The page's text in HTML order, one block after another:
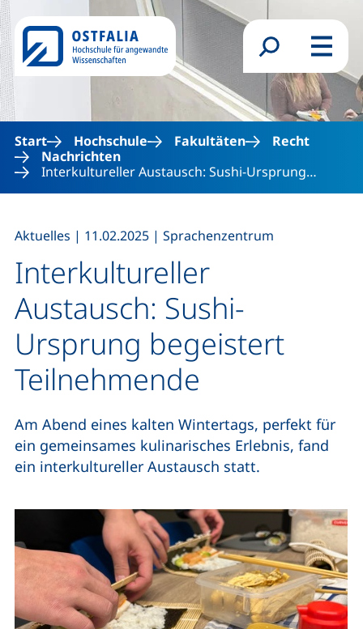
Direkt zum Inhalt
Suchformular
Menü
Start Hochschule Fakultäten
Recht
Nachrichten
Interkultureller Austausch: Sushi-Ursprung…
Interkultureller
Austausch: Sushi-
Ursprung begeistert
Teilnehmende
Aktuelles | 11.02.2025 | Sprachenzentrum
Am Abend eines kalten Wintertags, perfekt für
ein gemeinsames kulinarisches Erlebnis, fand
ein interkultureller Austausch statt.